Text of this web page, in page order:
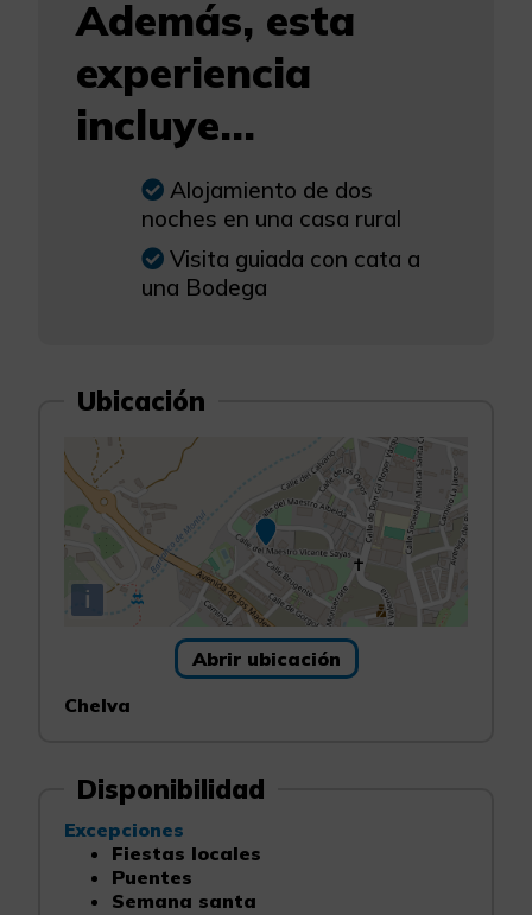
Además, esta
experiencia
incluye...
Alojamiento de dos
noches en una casa rural
Visita guiada con cata a
una Bodega
Ubicación
i
Abrir ubicación
Chelva
Disponibilidad
Excepciones
Fiestas locales
Puentes
Semana santa